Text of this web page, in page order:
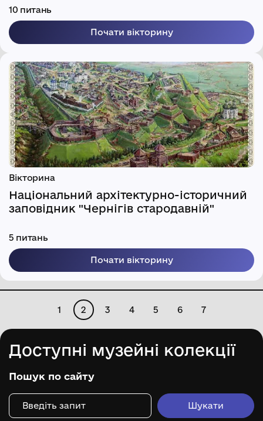
10 питань
Почати вікторину
Вікторина
Національний архітектурно-історичний
заповідник "Чернігів стародавній"
5 питань
Почати вікторину
1 2 3 4 5 6 7
Доступні музейні колекції
Пошук по сайту